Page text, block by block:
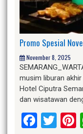
Promo Spesial
November 8, 2025
musim liburan
Hotel Ciputra
dan wisatawan